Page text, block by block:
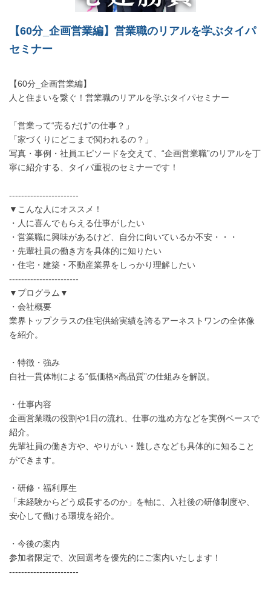
【60分_企画営業編】営業職のリアルを学ぶタイパ
セミナー
【60分_企画営業編】
人と住まいを繋ぐ！営業職のリアルを学ぶタイパセミナー
「営業って“売るだけ”の仕事？」
「家づくりにどこまで関われるの？」
写真・事例・社員エピソードを交えて、“企画営業職”のリアルを丁
寧に紹介する、タイパ重視のセミナーです！
-----------------------
▼こんな人にオススメ！
・人に喜んでもらえる仕事がしたい
・営業職に興味があるけど、自分に向いているか不安・・・
・先輩社員の働き方を具体的に知りたい
・住宅・建築・不動産業界をしっかり理解したい
-----------------------
▼プログラム▼
・会社概要
業界トップクラスの住宅供給実績を誇るアーネストワンの全体像
を紹介。
・特徴・強み
自社一貫体制による“低価格×高品質”の仕組みを解説。
・仕事内容
企画営業職の役割や1日の流れ、仕事の進め方などを実例ベースで
紹介。
先輩社員の働き方や、やりがい・難しさなども具体的に知ること
ができます。
・研修・福利厚生
「未経験からどう成長するのか」を軸に、入社後の研修制度や、
安心して働ける環境を紹介。
・今後の案内
参加者限定で、次回選考を優先的にご案内いたします！
-----------------------